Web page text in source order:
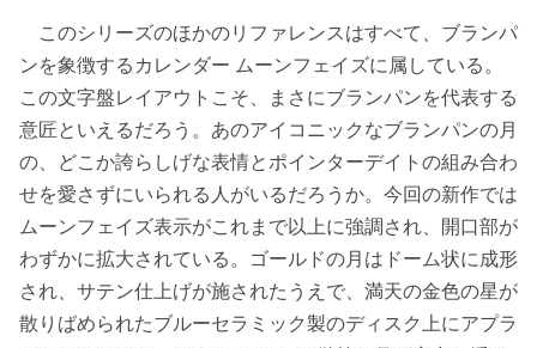
このシリーズのほかのリファレンスはすべて、ブランパ
ンを象徴するカレンダー ムーンフェイズに属している。
この文字盤レイアウトこそ、まさにブランパンを代表する
意匠といえるだろう。あのアイコニックなブランパンの月
の、どこか誇らしげな表情とポインターデイトの組み合わ
せを愛さずにいられる人がいるだろうか。今回の新作では
ムーンフェイズ表示がこれまで以上に強調され、開口部が
わずかに拡大されている。ゴールドの月はドーム状に成形
され、サテン仕上げが施されたうえで、満天の金色の星が
散りばめられたブルーセラミック製のディスク上にアプラ